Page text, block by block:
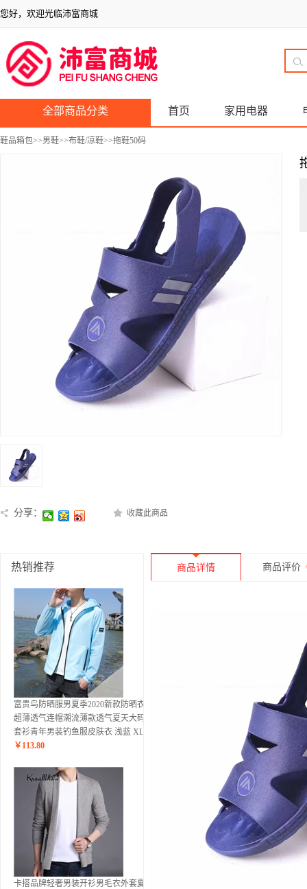
您好，欢迎光临沛富商城
全部商品分类 首页 家用电器
鞋品箱包>>男鞋>>布鞋/凉鞋>>拖鞋50码
分享： 收藏此商品
热销推荐
富贵鸟防晒服男夏季2020新款防晒衣男
超薄透气连帽潮流薄款透气夏天大码外
套衫青年男装钓鱼服皮肤衣 浅蓝 XL
￥ 113.80
卡搭品牌轻奢男装开衫男毛衣外套夏季
商品详情 商品评价